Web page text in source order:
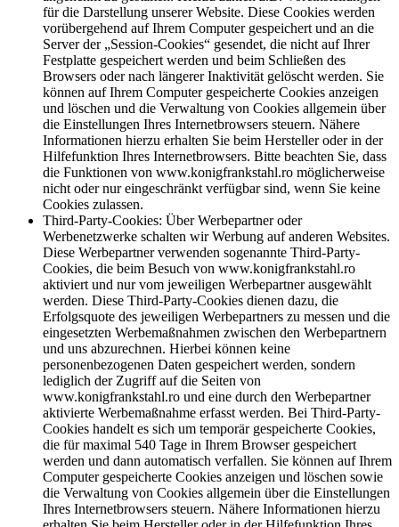
für die Darstellung unserer Website. Diese Cookies werden
vorübergehend auf Ihrem Computer gespeichert und an die
Server der „Session-Cookies“ gesendet, die nicht auf Ihrer
Festplatte gespeichert werden und beim Schließen des
Browsers oder nach längerer Inaktivität gelöscht werden. Sie
können auf Ihrem Computer gespeicherte Cookies anzeigen
und löschen und die Verwaltung von Cookies allgemein über
die Einstellungen Ihres Internetbrowsers steuern. Nähere
Informationen hierzu erhalten Sie beim Hersteller oder in der
Hilfefunktion Ihres Internetbrowsers. Bitte beachten Sie, dass
die Funktionen von www.konigfrankstahl.ro möglicherweise
nicht oder nur eingeschränkt verfügbar sind, wenn Sie keine
Cookies zulassen.
Third-Party-Cookies: Über Werbepartner oder
Werbenetzwerke schalten wir Werbung auf anderen Websites.
Diese Werbepartner verwenden sogenannte Third-Party-
Cookies, die beim Besuch von www.konigfrankstahl.ro
aktiviert und nur vom jeweiligen Werbepartner ausgewählt
werden. Diese Third-Party-Cookies dienen dazu, die
Erfolgsquote des jeweiligen Werbepartners zu messen und die
eingesetzten Werbemaßnahmen zwischen den Werbepartnern
und uns abzurechnen. Hierbei können keine
personenbezogenen Daten gespeichert werden, sondern
lediglich der Zugriff auf die Seiten von
www.konigfrankstahl.ro und eine durch den Werbepartner
aktivierte Werbemaßnahme erfasst werden. Bei Third-Party-
Cookies handelt es sich um temporär gespeicherte Cookies,
die für maximal 540 Tage in Ihrem Browser gespeichert
werden und dann automatisch verfallen. Sie können auf Ihrem
Computer gespeicherte Cookies anzeigen und löschen sowie
die Verwaltung von Cookies allgemein über die Einstellungen
Ihres Internetbrowsers steuern. Nähere Informationen hierzu